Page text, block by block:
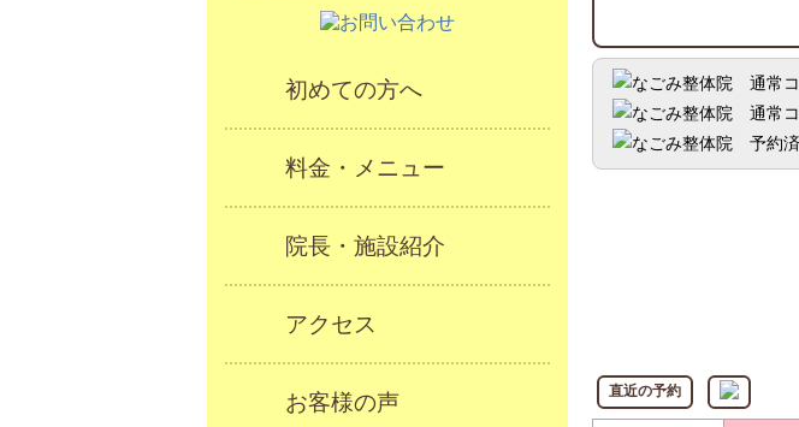
直近の予約
初めての方へ
料金・メニュー
院長・施設紹介
アクセス
お客様の声